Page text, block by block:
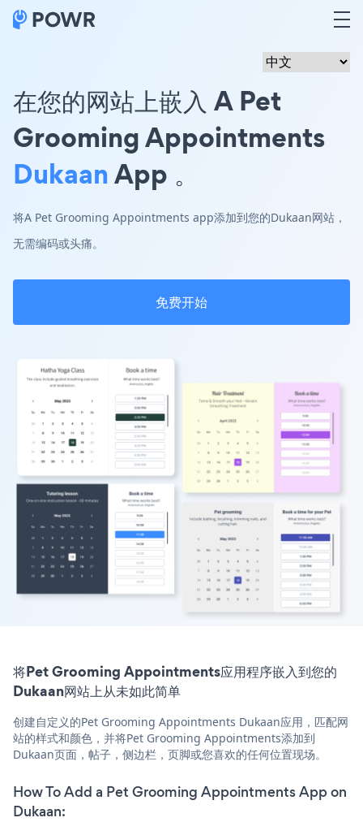
在您的网站上嵌入 A Pet
Grooming Appointments
DukaanApp 。
将A Pet Grooming Appointments app添加到您的Dukaan网站，
无需编码或头痛。
免费开始
将Pet Grooming Appointments应用程序嵌入到您的
Dukaan网站上从未如此简单
创建自定义的Pet Grooming Appointments Dukaan应用，匹配网
站的样式和颜色，并将Pet Grooming Appointments添加到
Dukaan页面，帖子，侧边栏，页脚或您喜欢的任何位置现场。
How To Add a Pet Grooming Appointments App on
Dukaan: